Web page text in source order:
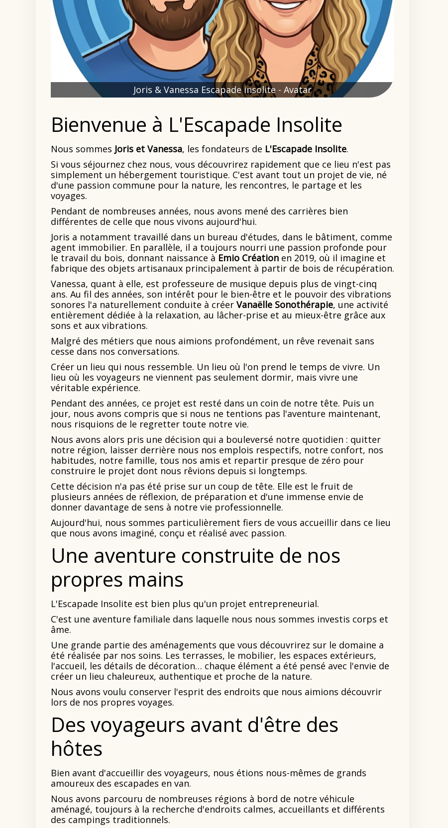
Joris & Vanessa Escapade insolite - Avatar
Bienvenue à L'Escapade Insolite
Nous sommes Joris et Vanessa, les fondateurs de L'Escapade Insolite.
Si vous séjournez chez nous, vous découvrirez rapidement que ce lieu n'est pas
simplement un hébergement touristique. C'est avant tout un projet de vie, né
d'une passion commune pour la nature, les rencontres, le partage et les
voyages.
Pendant de nombreuses années, nous avons mené des carrières bien
différentes de celle que nous vivons aujourd'hui.
Joris a notamment travaillé dans un bureau d'études, dans le bâtiment, comme
agent immobilier. En parallèle, il a toujours nourri une passion profonde pour
le travail du bois, donnant naissance à Emio Création en 2019, où il imagine et
fabrique des objets artisanaux principalement à partir de bois de récupération.
Vanessa, quant à elle, est professeure de musique depuis plus de vingt-cinq
ans. Au fil des années, son intérêt pour le bien-être et le pouvoir des vibrations
sonores l'a naturellement conduite à créer Vanaëlle Sonothérapie, une activité
entièrement dédiée à la relaxation, au lâcher-prise et au mieux-être grâce aux
sons et aux vibrations.
Malgré des métiers que nous aimions profondément, un rêve revenait sans
cesse dans nos conversations.
Créer un lieu qui nous ressemble. Un lieu où l'on prend le temps de vivre. Un
lieu où les voyageurs ne viennent pas seulement dormir, mais vivre une
véritable expérience.
Pendant des années, ce projet est resté dans un coin de notre tête. Puis un
jour, nous avons compris que si nous ne tentions pas l'aventure maintenant,
nous risquions de le regretter toute notre vie.
Nous avons alors pris une décision qui a bouleversé notre quotidien : quitter
notre région, laisser derrière nous nos emplois respectifs, notre confort, nos
habitudes, notre famille, tous nos amis et repartir presque de zéro pour
construire le projet dont nous rêvions depuis si longtemps.
Cette décision n'a pas été prise sur un coup de tête. Elle est le fruit de
plusieurs années de réflexion, de préparation et d'une immense envie de
donner davantage de sens à notre vie professionnelle.
Aujourd'hui, nous sommes particulièrement fiers de vous accueillir dans ce lieu
que nous avons imaginé, conçu et réalisé avec passion.
Une aventure construite de nos
propres mains
L'Escapade Insolite est bien plus qu'un projet entrepreneurial.
C'est une aventure familiale dans laquelle nous nous sommes investis corps et
âme.
Une grande partie des aménagements que vous découvrirez sur le domaine a
été réalisée par nos soins. Les terrasses, le mobilier, les espaces extérieurs,
l'accueil, les détails de décoration… chaque élément a été pensé avec l'envie de
créer un lieu chaleureux, authentique et proche de la nature.
Nous avons voulu conserver l'esprit des endroits que nous aimions découvrir
lors de nos propres voyages.
Des voyageurs avant d'être des
hôtes
Bien avant d'accueillir des voyageurs, nous étions nous-mêmes de grands
amoureux des escapades en van.
Nous avons parcouru de nombreuses régions à bord de notre véhicule
aménagé, toujours à la recherche d'endroits calmes, accueillants et différents
des campings traditionnels.